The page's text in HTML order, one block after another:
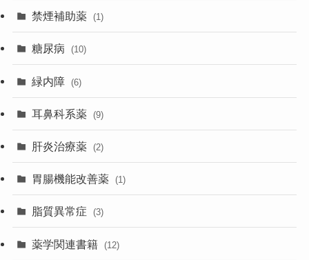
禁煙補助薬 (1)
糖尿病 (10)
緑内障 (6)
耳鼻科系薬 (9)
肝炎治療薬 (2)
胃腸機能改善薬 (1)
脂質異常症 (3)
薬学関連書籍 (12)